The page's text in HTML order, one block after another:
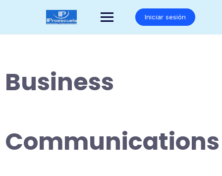
Iniciar sesión
Business
Communications